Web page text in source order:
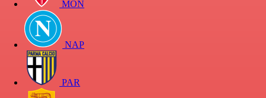
MON
NAP
PAR